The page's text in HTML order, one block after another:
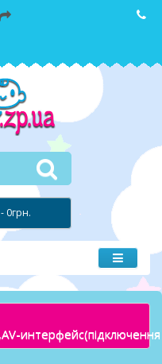
0грн.